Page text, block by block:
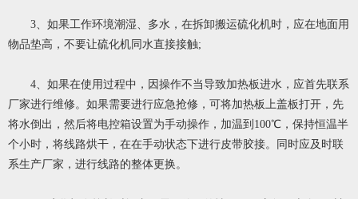
3、如果工作环境潮湿、多水，在拆卸搬运硫化机时，应在地面用
物品垫高，不要让硫化机同水直接接触;
4、如果在使用过程中，因操作不当导致加热板进水，应首先联系
厂家进行维修。如果需要进行应急抢修，可将加热板上盖板打开，先
将水倒出，然后将电控箱设置为手动操作，加温到100℃，保持恒温半
个小时，将线路烘干，在在手动状态下进行皮带胶接。同时应及时联
系生产厂家，进行线路的整体更换。